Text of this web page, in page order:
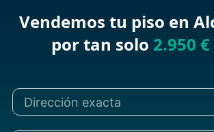
Vendemos tu piso en
por tan solo 2.950